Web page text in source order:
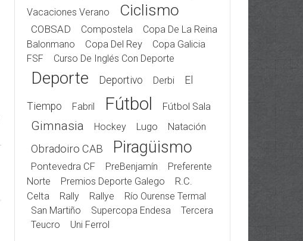
Vacaciones Verano
Ciclismo
COBSAD Compostela
Copa De La Reina
Balonmano
Copa Del Rey
Copa Galicia
FSF
Curso De Inglés Con Deporte
Deporte Deportivo Derbi El
Tiempo Fabril Fútbol Fútbol Sala
Gimnasia Hockey Lugo Natación
Obradoiro CAB Piragüismo
Pontevedra CF PreBenjamín
Preferente
Norte
Premios Deporte Galego
R.C.
Celta
Rally Rallye
Río Ourense Termal
San Martiño
Supercopa Endesa
Tercera
Teucro
Uni Ferrol